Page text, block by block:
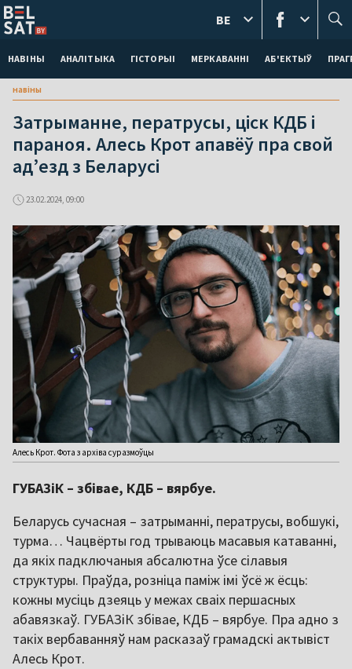
НАВІНЫ АНАЛІТЫКА ГІСТОРЫІ МЕРКАВАННI АБ'ЕКТЫЎ
BE
навіны
Затрыманне, ператрусы, ціск КДБ і
параноя. Алесь Крот апавёў пра свой
ад’езд з Беларусі
23.02.2024, 09:00
Алесь Крот. Фота з архіва суразмоўцы
ГУБАЗіК – збівае, КДБ – вярбуе.
Беларусь сучасная – затрыманні, ператрусы, вобшукі,
турма… Чацвёрты год трываюць масавыя катаванні,
да якіх падключаныя абсалютна ўсе сілавыя
структуры. Праўда, розніца паміж імі ўсё ж ёсць:
кожны мусіць дзеяць у межах сваіх першасных
абавязкаў. ГУБАЗіК збівае, КДБ – вярбуе. Пра адно з
такіх вербаванняў нам расказаў грамадскі актывіст
Алесь Крот.